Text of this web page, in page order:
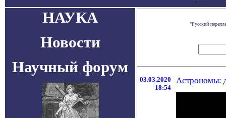
НАУКА
Новости
Научный форум
"Русский
03.03.2020
18:54
Астрономы: